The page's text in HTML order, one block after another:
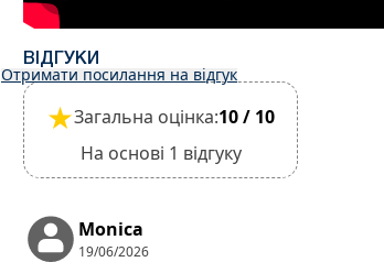
ВІДГУКИ
Отримати посилання на відгук
★Загальна оцінка:10 / 10
На основі 1 відгуку
Monica
19/06/2026